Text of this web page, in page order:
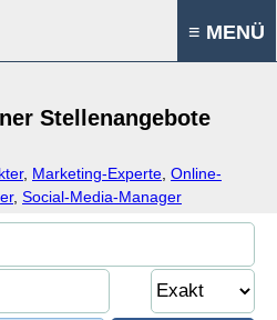
≡ MENÜ
Stellenangebote
, Marketing-Experte Online-
, Social-Media-Manager